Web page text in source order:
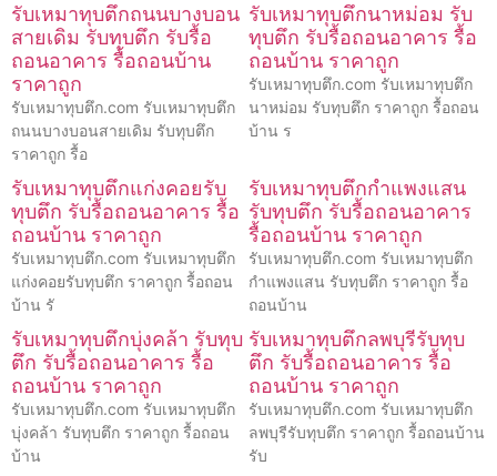
รับเหมาทุบตึกถนนบางบอน
สายเดิม รับทุบตึก รับรื้อ
ถอนอาคาร รื้อถอนบ้าน
ราคาถูก
รับเหมาทุบตึก.com รับเหมาทุบตึก
ถนนบางบอนสายเดิม รับทุบตึก
ราคาถูก รื้อ
รับเหมาทุบตึกนาหม่อม รับ
ทุบตึก รับรื้อถอนอาคาร รื้อ
ถอนบ้าน ราคาถูก
รับเหมาทุบตึก.com รับเหมาทุบตึก
นาหม่อม รับทุบตึก ราคาถูก รื้อถอน
บ้าน ร
รับเหมาทุบตึกแก่งคอยรับ
ทุบตึก รับรื้อถอนอาคาร รื้อ
ถอนบ้าน ราคาถูก
รับเหมาทุบตึก.com รับเหมาทุบตึก
แก่งคอยรับทุบตึก ราคาถูก รื้อถอน
บ้าน รั
รับเหมาทุบตึกกำแพงแสน
รับทุบตึก รับรื้อถอนอาคาร
รื้อถอนบ้าน ราคาถูก
รับเหมาทุบตึก.com รับเหมาทุบตึก
กำแพงแสน รับทุบตึก ราคาถูก รื้อ
ถอนบ้าน
รับเหมาทุบตึกบุ่งคล้า รับทุบ
ตึก รับรื้อถอนอาคาร รื้อ
ถอนบ้าน ราคาถูก
รับเหมาทุบตึก.com รับเหมาทุบตึก
บุ่งคล้า รับทุบตึก ราคาถูก รื้อถอน
บ้าน
รับเหมาทุบตึกลพบุรีรับทุบ
ตึก รับรื้อถอนอาคาร รื้อ
ถอนบ้าน ราคาถูก
รับเหมาทุบตึก.com รับเหมาทุบตึก
ลพบุรีรับทุบตึก ราคาถูก รื้อถอนบ้าน
รับ